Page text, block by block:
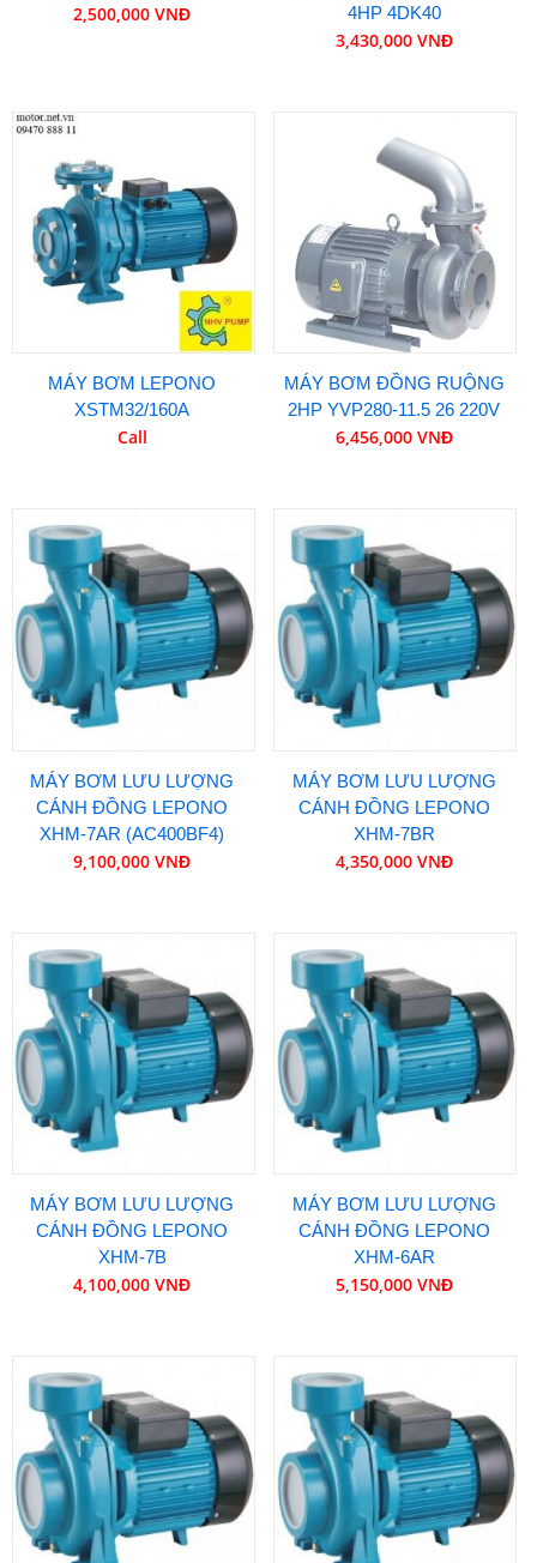
2,500,000 VNĐ
4HP 4DK40
3,430,000 VNĐ
MÁY BƠM LEPONO
XSTM32/160A
Call
MÁY BƠM ĐỒNG RUỘNG
2HP YVP280-11.5 26 220V
6,456,000 VNĐ
MÁY BƠM LƯU LƯỢNG
CÁNH ĐỒNG LEPONO
XHM-7AR (AC400BF4)
9,100,000 VNĐ
MÁY BƠM LƯU LƯỢNG
CÁNH ĐỒNG LEPONO
XHM-7BR
4,350,000 VNĐ
MÁY BƠM LƯU LƯỢNG
CÁNH ĐỒNG LEPONO
XHM-7B
4,100,000 VNĐ
MÁY BƠM LƯU LƯỢNG
CÁNH ĐỒNG LEPONO
XHM-6AR
5,150,000 VNĐ